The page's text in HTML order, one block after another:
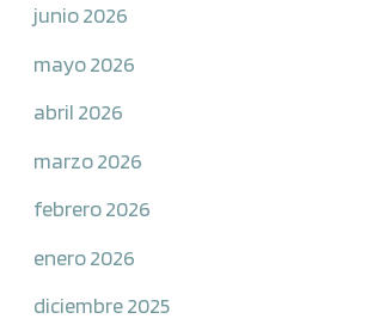
junio 2026
mayo 2026
abril 2026
marzo 2026
febrero 2026
enero 2026
diciembre 2025